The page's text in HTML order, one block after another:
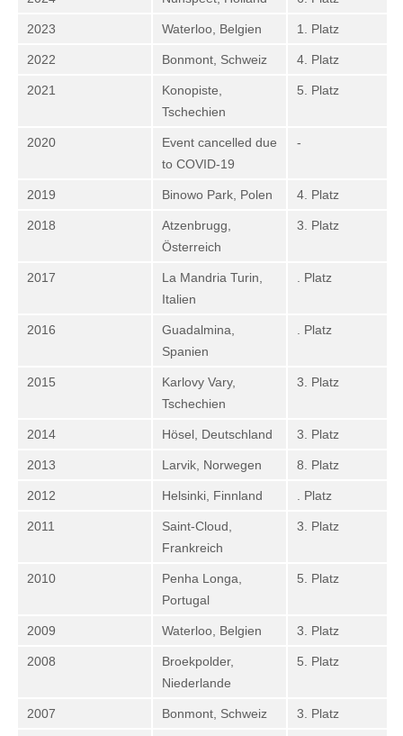
2023 Waterloo, Belgien 1. Platz
2022 Bonmont, Schweiz 4. Platz
2021
Konopiste,
Tschechien
5. Platz
2020
Event cancelled due
to COVID-19
-
2019 Binowo Park, Polen 4. Platz
2018
Atzenbrugg,
Österreich
3. Platz
2017
La Mandria Turin,
Italien
. Platz
2016
Guadalmina,
Spanien
. Platz
2015
Karlovy Vary,
Tschechien
3. Platz
2014 Hösel, Deutschland 3. Platz
2013 Larvik, Norwegen 8. Platz
2012 Helsinki, Finnland . Platz
2011
Saint-Cloud,
Frankreich
3. Platz
2010
Penha Longa,
Portugal
5. Platz
2009 Waterloo, Belgien 3. Platz
2008
Broekpolder,
Niederlande
5. Platz
2007 Bonmont, Schweiz 3. Platz